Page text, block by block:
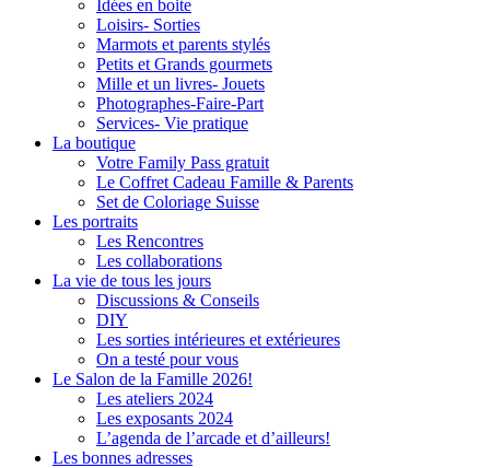
Idées en boite
Loisirs- Sorties
Marmots et parents stylés
Petits et Grands gourmets
Mille et un livres- Jouets
Photographes-Faire-Part
Services- Vie pratique
La boutique
Votre Family Pass gratuit
Le Coffret Cadeau Famille & Parents
Set de Coloriage Suisse
Les portraits
Les Rencontres
Les collaborations
La vie de tous les jours
Discussions & Conseils
DIY
Les sorties intérieures et extérieures
On a testé pour vous
Le Salon de la Famille 2026!
Les ateliers 2024
Les exposants 2024
L’agenda de l’arcade et d’ailleurs!
Les bonnes adresses